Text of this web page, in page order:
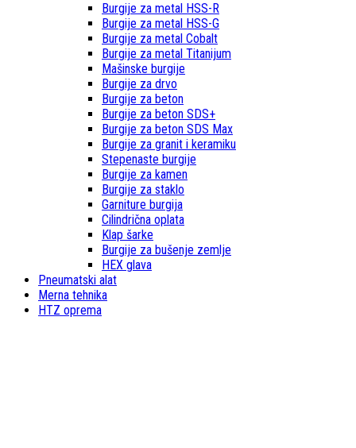
Burgije za metal HSS-R
Burgije za metal HSS-G
Burgije za metal Cobalt
Burgije za metal Titanijum
Mašinske burgije
Burgije za drvo
Burgije za beton
Burgije za beton SDS+
Burgije za beton SDS Max
Burgije za granit i keramiku
Stepenaste burgije
Burgije za kamen
Burgije za staklo
Garniture burgija
Cilindrična oplata
Klap šarke
Burgije za bušenje zemlje
HEX glava
Pneumatski alat
Merna tehnika
HTZ oprema